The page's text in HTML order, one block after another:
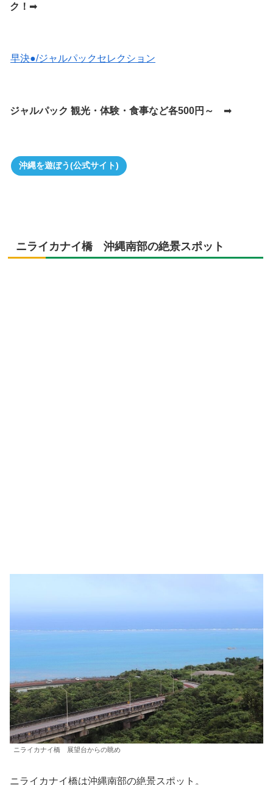
ク！ ➡
早決●/ジャルパックセレクション
ジャルパック 観光・体験・食事など各500円～ ➡
沖縄を遊ぼう(公式サイト)
ニライカナイ橋 沖縄南部の絶景スポット
ニライカナイ橋 展望台からの眺め
ニライカナイ橋は沖縄南部の絶景スポット。